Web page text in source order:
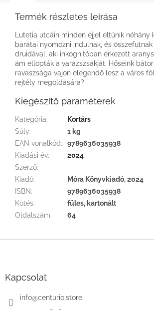
Termék részletes leírása
Lutetia utcáin minden éjjel eltűnik néhány
barátai nyomozni indulnak, és
druidával, aki inkognitóban érkezett
ám ellopták a varázszsákját. Hőseink
ravaszsága vajon elegendő lesz a város
rejtély megoldására?
Kiegészítő paraméterek
Kategória:
Kortárs
Súly:
1 kg
EAN vonalkód:
9789636035938
Kiadási év:
2024
Szerző:
Kiadó:
Móra Könyvkiadó, 2024
ISBN:
9789636035938
Kötés:
füles, kartonált
Oldalszám: 64
Kapcsolat
info@centurio.store